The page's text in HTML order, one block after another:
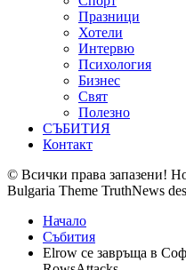
Празници
Хотели
Интервю
Психология
Бизнес
Свят
Полезно
СЪБИТИЯ
Контакт
© Всички права запазени!
Bulgaria Theme TruthNews
Начало
Събития
Elrow се завръща в